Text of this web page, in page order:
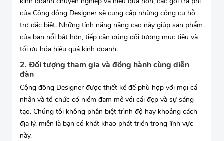
của Cộng đồng Designer sẽ cung cấp những công cụ hỗ
trợ đặc biệt. Những tính năng nâng cao này giúp sản phẩm
của bạn nổi bật hơn, tiếp cận đúng đối tượng mục tiêu và
tối ưu hóa hiệu quả kinh doanh.
2. Đối tượng tham gia và đồng hành cùng diễn
đàn
Cộng đồng Designer được thiết kế để phù hợp với mọi cá
nhân và tổ chức có niềm đam mê với cái đẹp và sự sáng
tạo. Chúng tôi không phân biệt trình độ hay khoảng cách
địa lý, miễn là bạn có khát khao phát triển trong lĩnh vực
này.